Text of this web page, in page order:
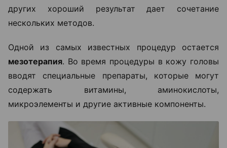
других хороший результат дает сочетание
нескольких методов.
Одной из самых известных процедур остается
мезотерапия. Во время процедуры в кожу головы
вводят специальные препараты, которые могут
содержать витамины, аминокислоты,
микроэлементы и другие активные компоненты.